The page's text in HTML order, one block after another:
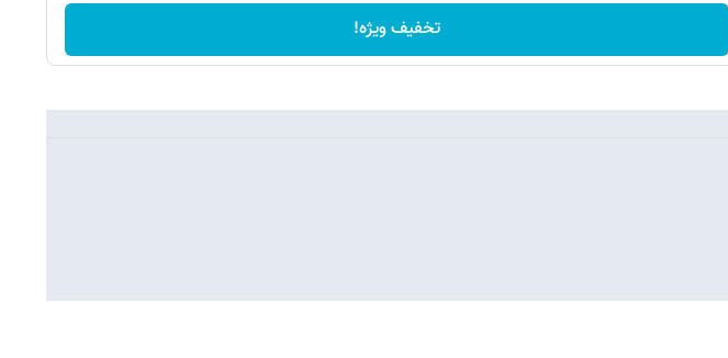
تخفیف ویژه!